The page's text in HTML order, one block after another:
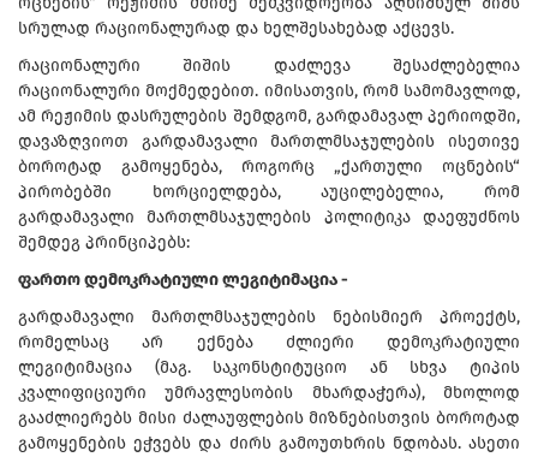
სრულად რაციონალურად და ხელშესახებად აქცევს.
რაციონალური შიშის დაძლევა შესაძლებელია
რაციონალური მოქმედებით. იმისათვის, რომ სამომავლოდ,
ამ რეჟიმის დასრულების შემდგომ, გარდამავალ პერიოდში,
დავაზღვიოთ გარდამავალი მართლმსაჯულების ისეთივე
ბოროტად გამოყენება, როგორც „ქართული ოცნების“
პირობებში ხორციელდება, აუცილებელია, რომ
გარდამავალი მართლმსაჯულების პოლიტიკა დაეფუძნოს
შემდეგ პრინციპებს:
ფართო დემოკრატიული ლეგიტიმაცია -
გარდამავალი მართლმსაჯულების ნებისმიერ პროექტს,
რომელსაც არ ექნება ძლიერი დემოკრატიული
ლეგიტიმაცია (მაგ. საკონსტიტუციო ან სხვა ტიპის
კვალიფიციური უმრავლესობის მხარდაჭერა), მხოლოდ
გააძლიერებს მისი ძალაუფლების მიზნებისთვის ბოროტად
გამოყენების ეჭვებს და ძირს გამოუთხრის ნდობას. ასეთი